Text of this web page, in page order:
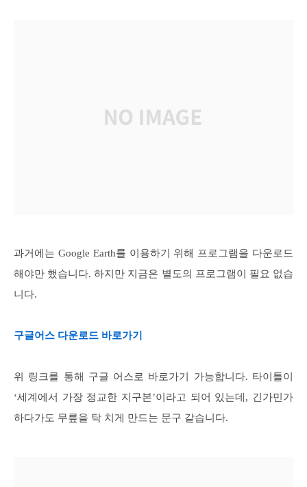
과거에는 Google Earth를 이용하기 위해 프로그램을 다운로드
해야만 했습니다. 하지만 지금은 별도의 프로그램이 필요 없습
니다.
구글어스 다운로드 바로가기
위 링크를 통해 구글 어스로 바로가기 가능합니다. 타이틀이
‘세계에서 가장 정교한 지구본’이라고 되어 있는데, 긴가민가
하다가도 무릎을 탁 치게 만드는 문구 같습니다.